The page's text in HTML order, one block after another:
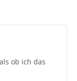
ob ich das